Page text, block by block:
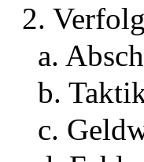
2.
a.
b.
c.